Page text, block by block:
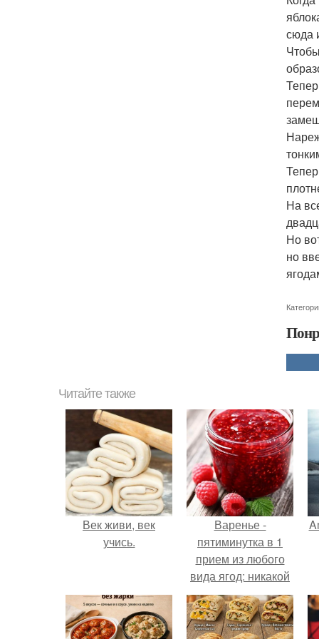
сюда
На
Но
но
Читайте также
Век живи, век
учись.
Варенье -
пятиминутка в 1
прием из любого
вида ягод: никакой
длительной варки,
все витамины на
месте!